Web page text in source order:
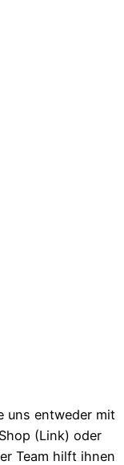
uns entweder mit
(Link) oder
Team hilft ihnen